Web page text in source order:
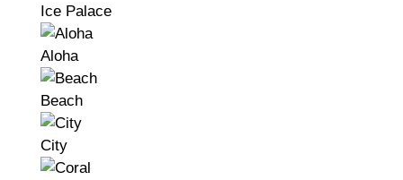
Ice Palace
Aloha
Beach
City